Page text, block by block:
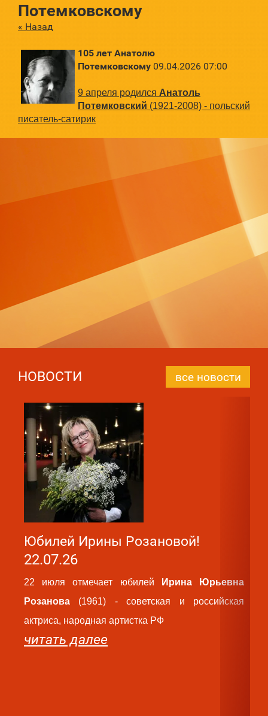
Потемковскому
« Назад
105 лет Анатолю
Потемковскому 09.04.2026 07:00
9 апреля родился Анатоль
Потемковский (1921-2008) - польский
писатель-сатирик
НОВОСТИ все новости
Юбилей Ирины Розановой!
22.07.26
22 июля отмечает юбилей Ирина Юрьевна
Розанова (1961) - советская и российская
актриса, народная артистка РФ
читать далее